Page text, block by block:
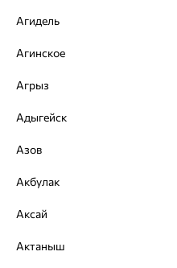
Агидель
Агинское
Агрыз
Адыгейск
Азов
Акбулак
Аксай
Актаныш